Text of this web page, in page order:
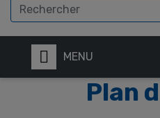
MENU
Plan